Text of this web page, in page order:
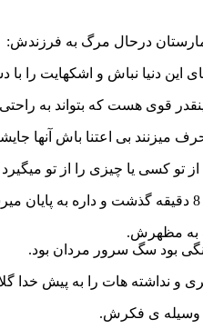
درحال مرگ به فرزندش:
این دنیا نباش و اشکهایت را
قوی هست که بتواند به
میزنند بی اعتنا باش آنها
تو کسی یا چیزی را از تو
به مظهرش.
بود سگ سرور مردان بود.
و نداشته هات را به پیش خدا
وسیله ی فكرش.